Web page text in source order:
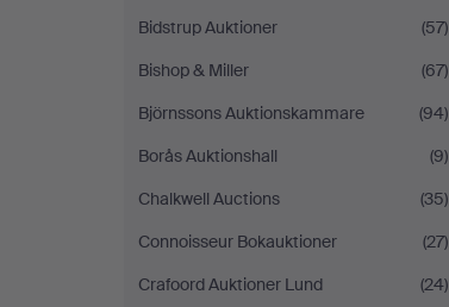
Bidstrup Auktioner
(57)
Bishop & Miller
(67)
Björnssons Auktionskammare
(94)
Borås Auktionshall
(9)
Chalkwell Auctions
(35)
Connoisseur Bokauktioner
(27)
Crafoord Auktioner Lund
(24)